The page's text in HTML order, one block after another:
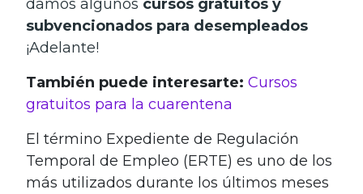
damos algunos cursos gratuitos y
subvencionados para desempleados
¡Adelante!
También puede interesarte: Cursos
gratuitos para la cuarentena
El término Expediente de Regulación
Temporal de Empleo (ERTE) es uno de los
más utilizados durante los últimos meses